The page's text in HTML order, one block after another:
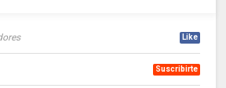
Like
Suscribirte